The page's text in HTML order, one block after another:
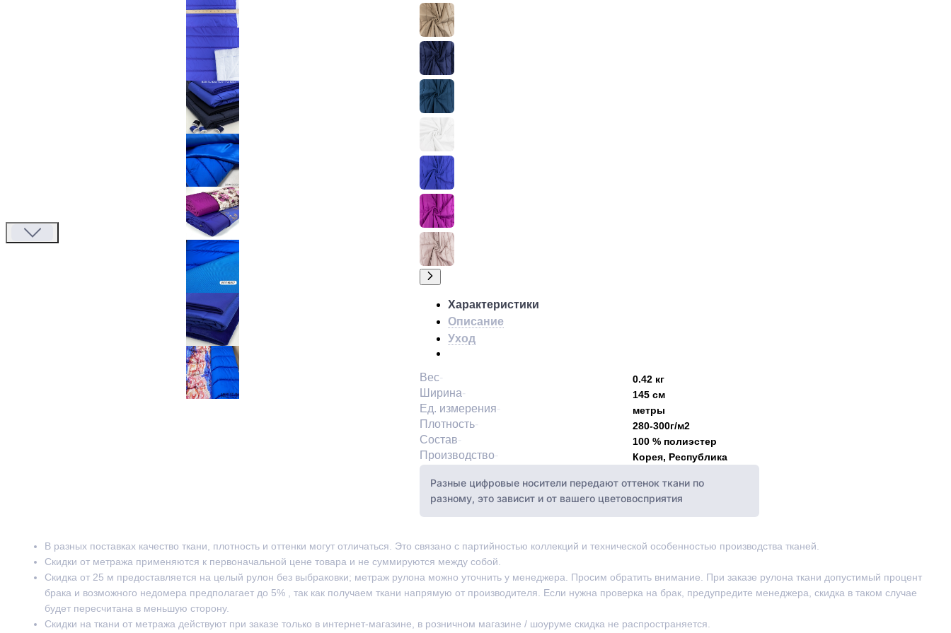
Характеристики
Описание
Уход
Вес 0.42 кг
Ширина 145 см
Ед. измерения метры
Плотность 280-300г/м2
Состав 100 % полиэстер
Производство Корея, Республика
Разные цифровые носители передают оттенок ткани по
разному, это зависит и от вашего цветовосприятия
В разных поставках качество ткани, плотность и оттенки могут отличаться. Это связано с партийностью коллекций и технической особенностью производства тканей.
Скидки от метража применяются к первоначальной цене товара и не суммируются между собой.
Скидка от 25 м предоставляется на целый рулон без выбраковки; метраж рулона можно уточнить у менеджера. Просим обратить внимание. При заказе рулона ткани допустимый процент
брака и возможного недомера предполагает до 5% , так как получаем ткани напрямую от производителя. Если нужна проверка на брак, предупредите менеджера, скидка в таком случае
будет пересчитана в меньшую сторону.
Скидки на ткани от метража действуют при заказе только в интернет-магазине, в розничном магазине / шоуруме скидка не распространяется.